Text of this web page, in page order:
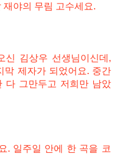
야의 무림 고수세요.
신 김상우 선생님이신데,
막 제자가 되었어요. 중간
다 그만두고 저희만 남았
. 일주일 안에 한 곡을 코